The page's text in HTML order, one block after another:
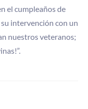
el cumpleaños de
intervención con un
nuestros veteranos;